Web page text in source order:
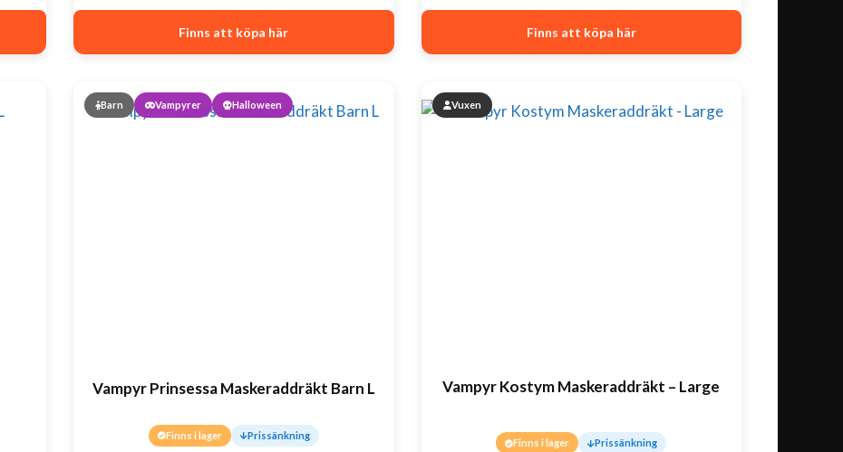
var:
Finns att köpa här Finns att köpa här
Barn Vampyrer Halloween
Vampyr Prinsessa Maskeraddräkt Barn L
Finns i lager Prissänkning
Vuxen
Vampyr Kostym Maskeraddräkt – Large
Finns i lager Prissänkning